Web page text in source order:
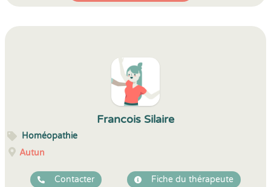
Francois Silaire
Homéopathie
Autun
Contacter Fiche du thérapeute